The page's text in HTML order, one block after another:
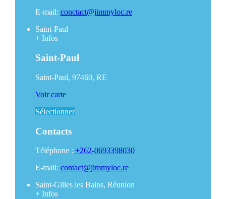
E-mail: conctact@jimmyloc.re
Saint-Paul
+Infos
Saint-Paul
Saint-Paul, 97460, RE
Voir carte
Sélectionner
Contacts
Téléphone : +262-0693398030
E-mail: contact@jimmyloc.re
Saint-Gilles les Bains, Réunion
+Infos